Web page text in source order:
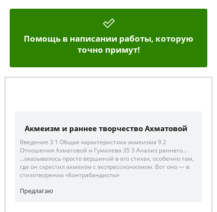
Помощь в написании работы, которую
точно примут!
Акмеизм и раннее творчество Ахматовой
Введение 3 1 Общая характеристика акмеизма 9 2
Отношения Ахматовой и Гумилева 35 3 Анализ раннего...
...оказывалось просто вершиной в его стихах, особенно там,
где он скрестил акмеизм с экспрессионизмом. Вот оно — в
стихотворении «Контрабандисты»
Предлагаю